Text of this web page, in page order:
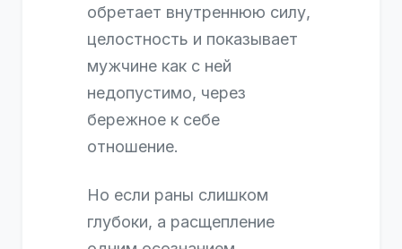
обретает внутреннюю силу,
целостность и показывает
мужчине как с ней
недопустимо, через
бережное к себе
отношение.
Но если раны слишком
глубоки, а расщепление